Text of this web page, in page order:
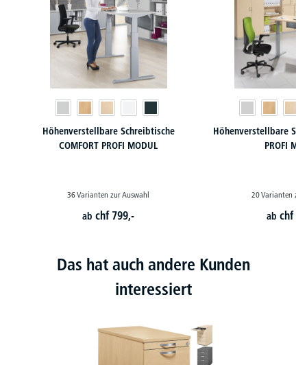
Höhenverstellbare Schreibtische
COMFORT PROFI MODUL
36 Varianten zur Auswahl
abchf 799,-
Höhenverstellbare
PROFI
20 Varianten zur
abchf
Das hat auch andere Kunden
interessiert